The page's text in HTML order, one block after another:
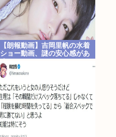
【朗報動画】吉岡里帆の水着
ショー動画、謎の安心感があ
る❤